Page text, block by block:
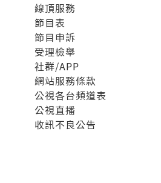
線頂服務
節目表
節目申訴
受理檢舉
社群/APP
網站服務條款
公視各台頻道表
公視直播
收訊不良公告